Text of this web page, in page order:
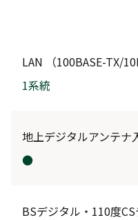
LAN （100BASE-TX/
1系統
地上デジタルアンテナ
●
BSデジタル・110度